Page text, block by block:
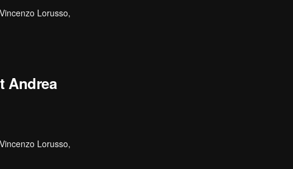
Lorusso,
Andrea
Lorusso,